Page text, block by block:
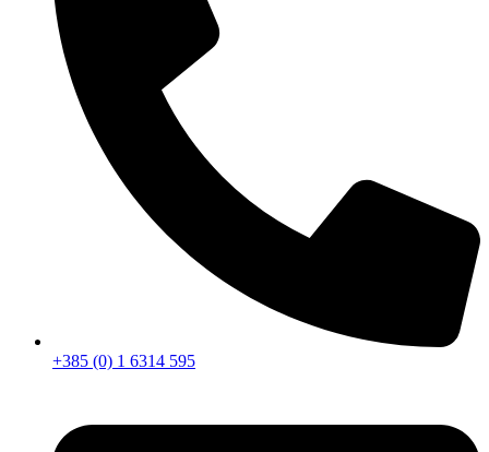
+385 (0) 1 6314 595